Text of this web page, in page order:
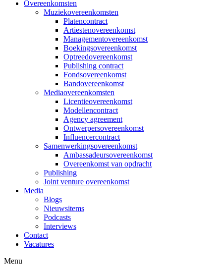
Overeenkomsten
Muziekovereenkomsten
Platencontract
Artiestenovereenkomst
Managementovereenkomst
Boekingsovereenkomst
Optreedovereenkomst
Publishing contract
Fondsovereenkomst
Bandovereenkomst
Mediaovereenkomsten
Licentieovereenkomst
Modellencontract
Agency agreement
Ontwerpersovereenkomst
Influencercontract
Samenwerkingsovereenkomst
Ambassadeursovereenkomst
Overeenkomst van opdracht
Publishing
Joint venture overeenkomst
Media
Blogs
Nieuwsitems
Podcasts
Interviews
Contact
Vacatures
Menu